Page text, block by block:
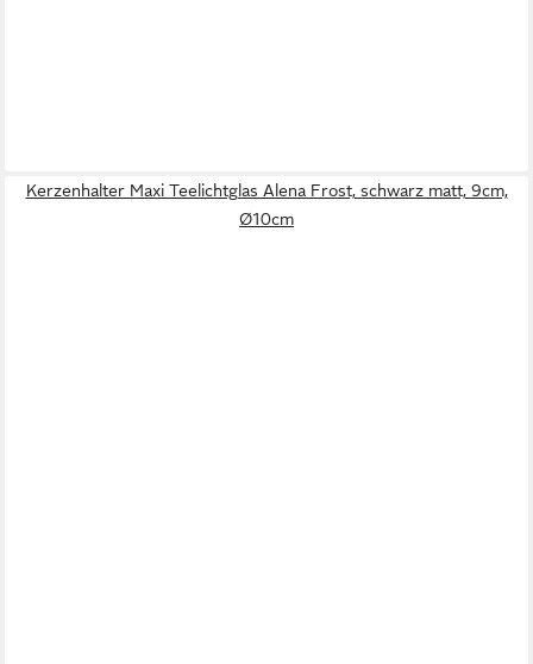
Kerzenhalter Maxi Teelichtglas Alena Frost, schwarz matt, 9cm,
Ø10cm